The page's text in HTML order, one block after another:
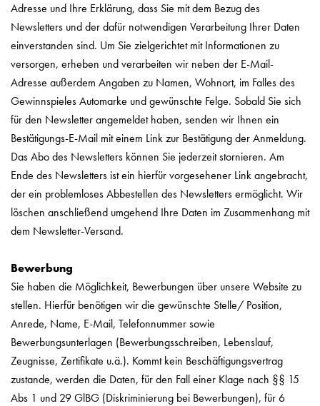
Adresse und Ihre Erklärung, dass Sie mit dem Bezug des
Newsletters und der dafür notwendigen Verarbeitung Ihrer Daten
einverstanden sind. Um Sie zielgerichtet mit Informationen zu
versorgen, erheben und verarbeiten wir neben der E-Mail-
Adresse außerdem Angaben zu Namen, Wohnort, im Falles des
Gewinnspieles Automarke und gewünschte Felge. Sobald Sie sich
für den Newsletter angemeldet haben, senden wir Ihnen ein
Bestätigungs-E-Mail mit einem Link zur Bestätigung der Anmeldung.
Das Abo des Newsletters können Sie jederzeit stornieren. Am
Ende des Newsletters ist ein hierfür vorgesehener Link angebracht,
der ein problemloses Abbestellen des Newsletters ermöglicht. Wir
löschen anschließend umgehend Ihre Daten im Zusammenhang mit
dem Newsletter-Versand.
Bewerbung
Sie haben die Möglichkeit, Bewerbungen über unsere Website zu
stellen. Hierfür benötigen wir die gewünschte Stelle/ Position,
Anrede, Name, E-Mail, Telefonnummer sowie
Bewerbungsunterlagen (Bewerbungsschreiben, Lebenslauf,
Zeugnisse, Zertifikate u.ä.). Kommt kein Beschäftigungsvertrag
zustande, werden die Daten, für den Fall einer Klage nach §§ 15
Abs 1 und 29 GlBG (Diskriminierung bei Bewerbungen), für 6